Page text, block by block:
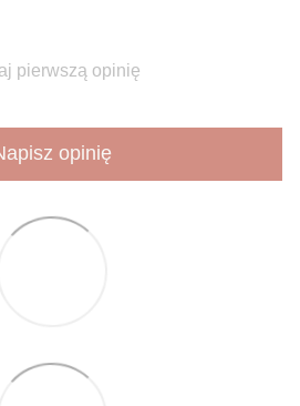
pierwszą opinię
opinię